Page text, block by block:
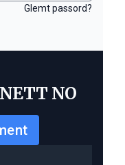
Glemt passord?
NO